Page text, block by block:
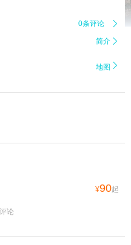
0条评论 
简介 
地图 
¥90起
论